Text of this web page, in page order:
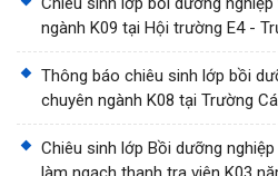
ngành K09 tại Hội trường E4 -
Thành phố Hồ Chí Minh
Thông báo chiêu sinh lớp bồi
chuyên ngành K08 tại Trường
Chiêu sinh lớp Bồi dưỡng